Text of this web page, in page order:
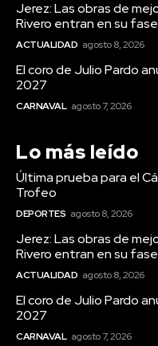
Jerez: Las obras de
Rivero entran en su
ACTUALIDAD agosto 8, 2026
El coro de Julio Pardo
2027
CARNAVAL agosto 7, 2026
Lo más leído
Última prueba para el
Trofeo
DEPORTES agosto 8, 2026
Jerez: Las obras de
Rivero entran en su
ACTUALIDAD agosto 8, 2026
El coro de Julio Pardo
2027
CARNAVAL agosto 7, 2026